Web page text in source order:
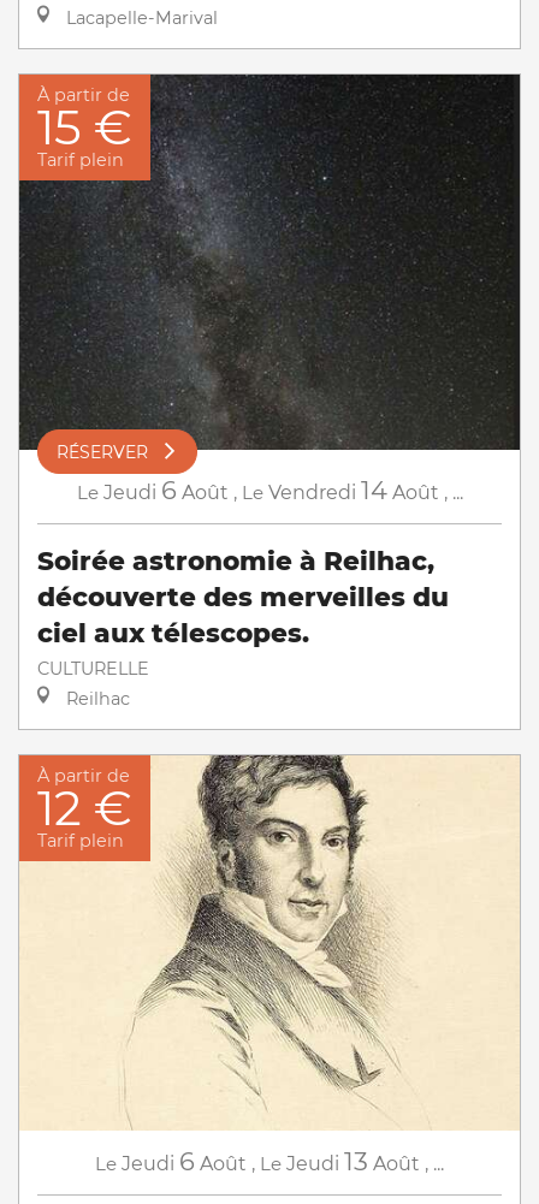
Lacapelle-Marival
À partir de
15 €
Tarif plein
RÉSERVER
Le Jeudi 6 Août , Le Vendredi 14 Août , ...
Soirée astronomie à Reilhac,
découverte des merveilles du
ciel aux télescopes.
CULTURELLE
Reilhac
À partir de
12 €
Tarif plein
Le Jeudi 6 Août , Le Jeudi 13 Août , ...